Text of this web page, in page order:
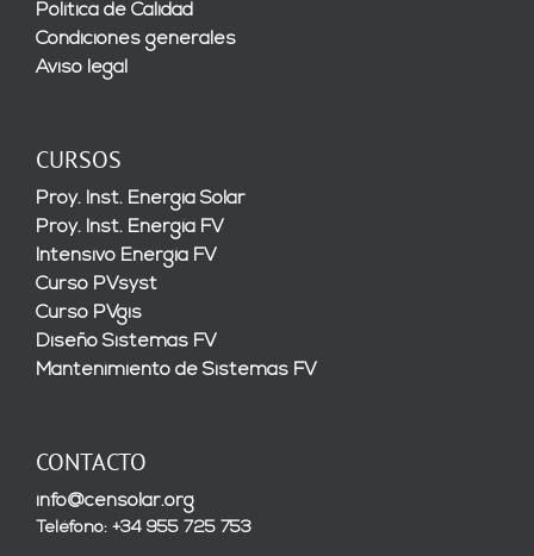
Política de Calidad
Condiciones generales
Aviso legal
CURSOS
Proy. Inst. Energía Solar
Proy. Inst. Energía FV
Intensivo Energía FV
Curso PVsyst
Curso PVgis
Diseño Sistemas FV
Mantenimiento de Sistemas FV
CONTACTO
info@censolar.org
Teléfono: +34 955 725 753